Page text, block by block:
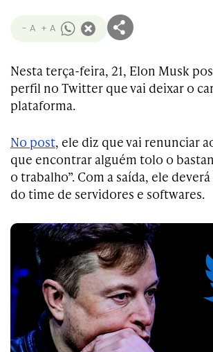
- A + A
Nesta terça-feira, 21, Elon Musk
perfil no Twitter que vai deixar o
plataforma.
No post, ele diz que vai renunciar
que encontrar alguém tolo o
o trabalho”. Com a saída, ele
do time de servidores e softwares.